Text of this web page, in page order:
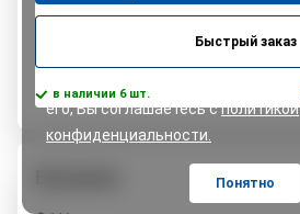
его, Вы соглашаетесь сполитикой
конфиденциальности.
Понятно
Быстрый заказ
в наличии 6 шт.